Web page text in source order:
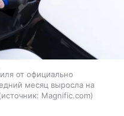
от официально
месяц выросла на
источник: Magnific.com